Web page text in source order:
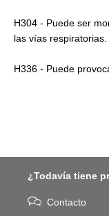
H304 - Puede ser
las vías respiratorias.
H336 - Puede
¿Todavía tiene
Contacto